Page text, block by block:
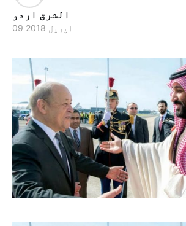
الشرق اردو
09 اپریل 2018